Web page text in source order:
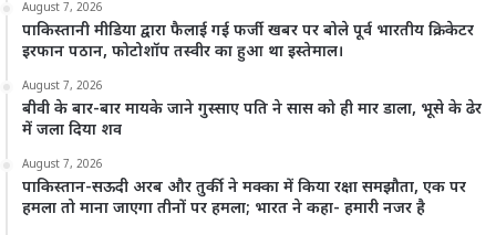
August 7, 2026
पाकिस्तानी मीडिया द्वारा फैलाई गई फर्जी खबर पर बोले पूर्व भारतीय क्रिकेटर
इरफान पठान, फोटोशॉप तस्वीर का हुआ था इस्तेमाल।
August 7, 2026
बीवी के बार-बार मायके जाने गुस्साए पति ने सास को ही मार डाला, भूसे के ढेर
में जला दिया शव
August 7, 2026
पाकिस्तान-सऊदी अरब और तुर्की ने मक्का में किया रक्षा समझौता, एक पर
हमला तो माना जाएगा तीनों पर हमला; भारत ने कहा- हमारी नजर है